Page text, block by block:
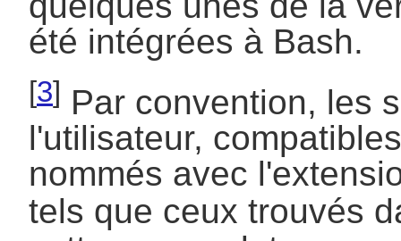
été intégrées à Bash.
[3] Par convention, les
l'utilisateur,
nommés avec
tels que ceux trouvés